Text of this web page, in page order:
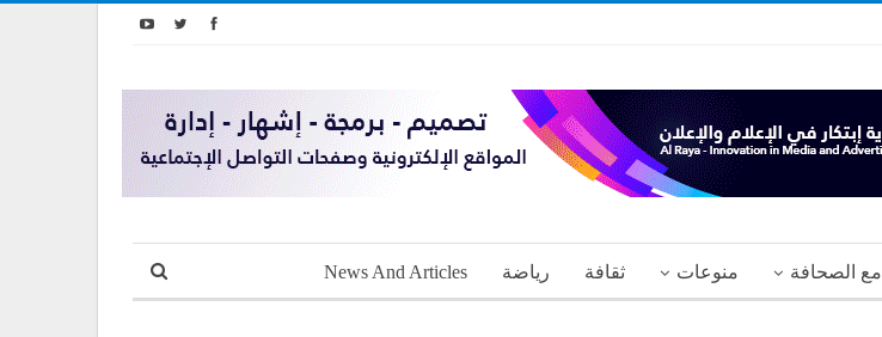
مع الصحافة منوعات ثقافة رياضة News And Articles